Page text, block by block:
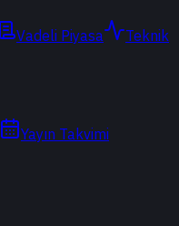
Vadeli Piyasa
Teknik
Yayın Takvimi